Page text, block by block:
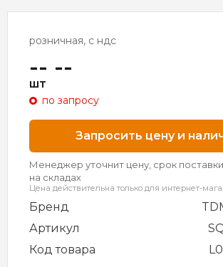
розничная, с ндс
-- --
шт
по запросу
Запросить цену и
Менеджер уточнит цену, срок
на складах
Цена действительна только для интернет-
Бренд
Артикул
Код товара